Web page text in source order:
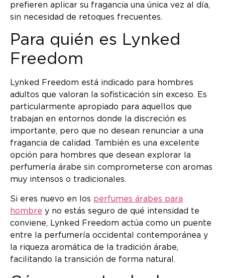
prefieren aplicar su fragancia una única vez al día,
sin necesidad de retoques frecuentes.
Para quién es Lynked
Freedom
Lynked Freedom está indicado para hombres
adultos que valoran la sofisticación sin exceso. Es
particularmente apropiado para aquellos que
trabajan en entornos donde la discreción es
importante, pero que no desean renunciar a una
fragancia de calidad. También es una excelente
opción para hombres que desean explorar la
perfumería árabe sin comprometerse con aromas
muy intensos o tradicionales.
Si eres nuevo en los perfumes árabes para
hombre y no estás seguro de qué intensidad te
conviene, Lynked Freedom actúa como un puente
entre la perfumería occidental contemporánea y
la riqueza aromática de la tradición árabe,
facilitando la transición de forma natural.